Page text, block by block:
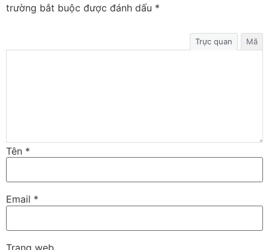
trường bắt buộc được đánh dấu *
Trực quan Mã
Tên *
Email *
Trang web